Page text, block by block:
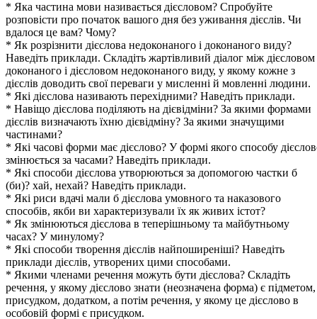
* Яка частина мови називається дієсловом? Спробуйте
розповісти про початок вашого дня без уживання дієслів. Чи
вдалося це вам? Чому?
* Як розрізнити дієслова недоконаного і доконаного виду?
Наведіть приклади. Складіть жартівливий діалог між дієсловом
доконаного і дієсловом недоконаного виду, у якому кожне з
дієслів доводить свої переваги у мисленні й мовленні людини.
* Які дієслова називають перехідними? Наведіть приклади.
* Навіщо дієслова поділяють на дієвідміни? За якими формами
дієслів визначають їхню дієвідміну? За якими значущими
частинами?
* Які часові форми має дієслово? У формі якого способу
змінюється за часами? Наведіть приклади.
* Які способи дієслова утворюються за допомогою частки б
(би)? хай, нехай? Наведіть приклади.
* Які риси вдачі мали б дієслова умовного та наказового
способів, якби ви характеризували їх як живих істот?
* Як змінюються дієслова в теперішньому та майбутньому
часах? У минулому?
* Які способи творення дієслів найпоширеніші? Наведіть
приклади дієслів, утворених цими способами.
* Якими членами речення можуть бути дієслова? Складіть
речення, у якому дієслово знати (неозначена форма) є підметом,
присудком, додатком, а потім речення, у якому це дієслово в
особовій формі є присудком.